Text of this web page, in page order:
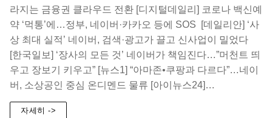
라지는 금융권 클라우드 전환 [디지털데일리]​ 코로나 백신예
약 ‘먹통’에…정부, 네이버·카카오 등에 SOS ​[데일리안] ‘사
상 최대 실적’ 네이버, 검색·광고가 끌고 신사업이 밀었다
[한국일보]​ ‘장사의 모든 것’ 네이버가 책임진다…”머천트 띄
우고 장보기 키우고” [뉴스1]​​ ​“아마존•쿠팡과 다르다”…네이
버, 소상공인 중심 온디멘드 물류 [아이뉴스24]​…
자세히 ->